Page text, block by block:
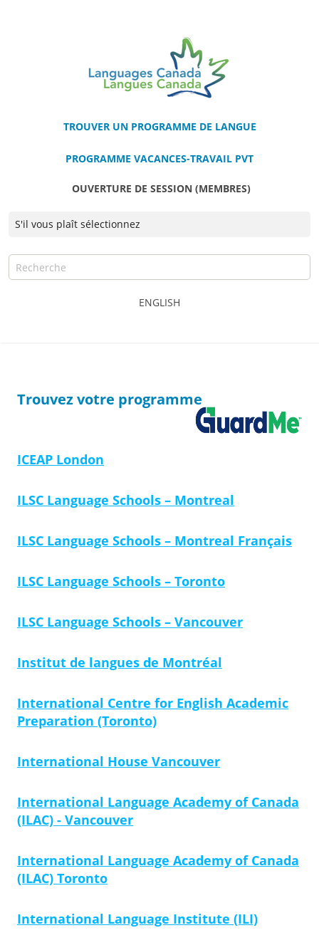
TROUVER UN PROGRAMME DE LANGUE
PROGRAMME VACANCES-TRAVAIL PVT
OUVERTURE DE SESSION (MEMBRES)
ENGLISH
Trouvez votre programme
ICEAP London
ILSC Language Schools – Montreal
ILSC Language Schools – Montreal Français
ILSC Language Schools – Toronto
ILSC Language Schools – Vancouver
Institut de langues de Montréal
International Centre for English Academic
Preparation (Toronto)
International House Vancouver
International Language Academy of Canada
(ILAC) - Vancouver
International Language Academy of Canada
(ILAC) Toronto
International Language Institute (ILI)